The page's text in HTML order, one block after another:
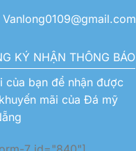
Vanlong0109@gmail.com
KÝ NHẬN THÔNG BÁO
của bạn để nhận được
mãi của Đá mỹ